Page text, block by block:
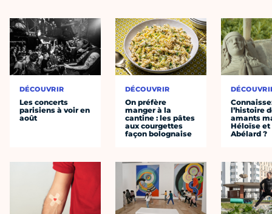
DÉCOUVRIR
Les concerts
parisiens à voir en
août
DÉCOUVRIR
On préfère
manger à la
cantine : les pâtes
aux courgettes
façon bolognaise
l’histoire
amants
Héloïse et
Abélard ?